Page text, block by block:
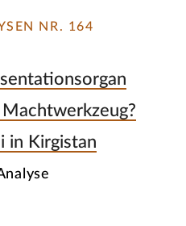
NR. 164
in Kirgistan